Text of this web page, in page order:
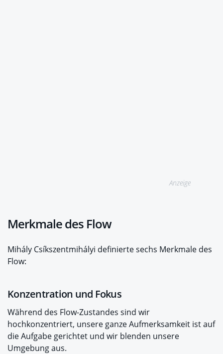
Anzeige
Merkmale des Flow
Mihály Csíkszentmihályi definierte sechs Merkmale des
Flow:
Konzentration und Fokus
Während des Flow-Zustandes sind wir
hochkonzentriert, unsere ganze Aufmerksamkeit ist auf
die Aufgabe gerichtet und wir blenden unsere
Umgebung aus.